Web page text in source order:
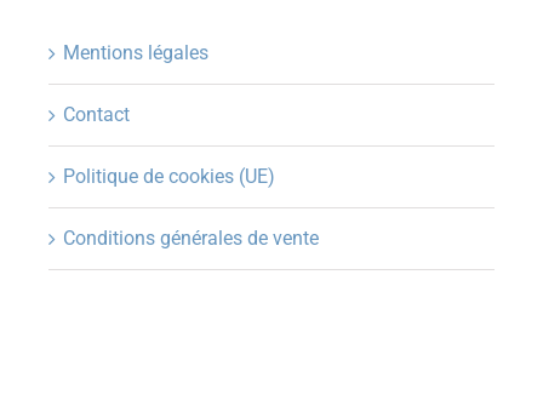
Mentions légales
Contact
Politique de cookies (UE)
Conditions générales de vente